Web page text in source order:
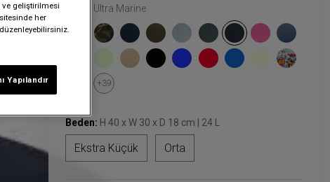
Ultra Marine
+39
Beden: H 40 x W 30 x D 18 cm | 24 L
Ekstra Küçük Orta
ve geliştirilmesi
her
Yapılandır